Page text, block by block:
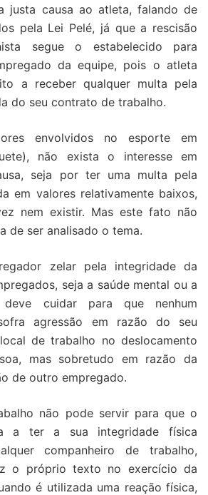
justa causa ao atleta, falando de
pela Lei Pelé, já que a rescisão
segue o estabelecido para
da equipe, pois o atleta
a receber qualquer multa pela
do seu contrato de trabalho.
envolvidos no esporte em
não exista o interesse em
seja por ter uma multa pela
em valores relativamente baixos,
nem existir. Mas este fato não
de ser analisado o tema.
zelar pela integridade da
seja a saúde mental ou a
cuidar para que nenhum
agressão em razão do seu
de trabalho no deslocamento
mas sobretudo em razão da
de outro empregado.
não pode servir para que o
a ter a sua integridade física
companheiro de trabalho,
o próprio texto no exercício da
é utilizada uma reação física,